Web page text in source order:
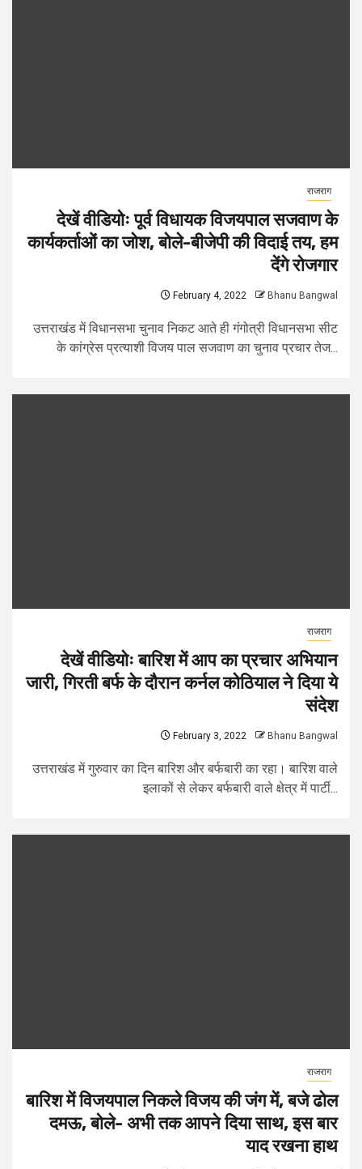
राजराग
देखें वीडियोः पूर्व विधायक विजयपाल सजवाण के
कार्यकर्ताओं का जोश, बोले-बीजेपी की विदाई तय, हम
देंगे रोजगार
February 4, 2022 Bhanu Bangwal
उत्तराखंड में विधानसभा चुनाव निकट आते ही गंगोत्री विधानसभा सीट
के कांग्रेस प्रत्याशी विजय पाल सजवाण का चुनाव प्रचार तेज...
राजराग
देखें वीडियोः बारिश में आप का प्रचार अभियान
जारी, गिरती बर्फ के दौरान कर्नल कोठियाल ने दिया ये
संदेश
February 3, 2022 Bhanu Bangwal
उत्तराखंड में गुरुवार का दिन बारिश और बर्फबारी का रहा। बारिश वाले
इलाकों से लेकर बर्फबारी वाले क्षेत्र में पार्टी...
राजराग
बारिश में विजयपाल निकले विजय की जंग में, बजे ढोल
दमऊ, बोले- अभी तक आपने दिया साथ, इस बार
याद रखना हाथ